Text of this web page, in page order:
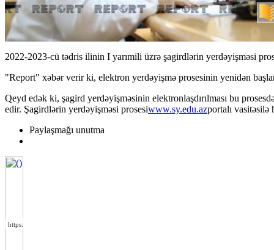
2022-2023-cü tədris ilinin I yarımili üzrə şagirdlərin yerdəyişməsi
"Report" xəbər verir ki, elektron yerdəyişmə prosesinin yenidən
Qeyd edək ki, şagird yerdəyişməsinin elektronlaşdırılması bu
edir. Şagirdlərin yerdəyişməsi prosesiwww.sy.edu.azportalı vasitəsilə
Paylaşmağı unutma
https://wa.me/994552244433